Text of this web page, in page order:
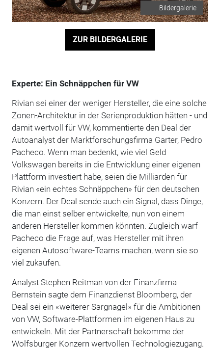
Bildergalerie
ZUR BILDERGALERIE
Experte: Ein Schnäppchen für VW
Rivian sei einer der weniger Hersteller, die eine solche
Zonen-Architektur in der Serienproduktion hätten - und
damit wertvoll für VW, kommentierte den Deal der
Autoanalyst der Marktforschungsfirma Garter, Pedro
Pacheco. Wenn man bedenkt, wie viel Geld
Volkswagen bereits in die Entwicklung einer eigenen
Plattform investiert habe, seien die Milliarden für
Rivian «ein echtes Schnäppchen» für den deutschen
Konzern. Der Deal sende auch ein Signal, dass Dinge,
die man einst selber entwickelte, nun von einem
anderen Hersteller kommen könnten. Zugleich warf
Pacheco die Frage auf, was Hersteller mit ihren
eigenen Autosoftware-Teams machen, wenn sie so
viel zukaufen.
Analyst Stephen Reitman von der Finanzfirma
Bernstein sagte dem Finanzdienst Bloomberg, der
Deal sei ein «weiterer Sargnagel» für die Ambitionen
von VW, Software-Plattformen im eigenen Haus zu
entwickeln. Mit der Partnerschaft bekomme der
Wolfsburger Konzern wertvollen Technologiezugang.